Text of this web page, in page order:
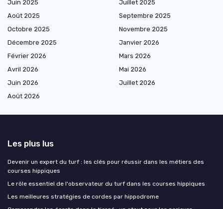
Juin 2025
Juillet 2025
Août 2025
Septembre 2025
Octobre 2025
Novembre 2025
Décembre 2025
Janvier 2026
Février 2026
Mars 2026
Avril 2026
Mai 2026
Juin 2026
Juillet 2026
Août 2026
Les plus lus
Devenir un expert du turf : les clés pour réussir dans les métiers des
courses hippiques
Le rôle essentiel de l'observateur du turf dans les courses hippiques
Les meilleures stratégies de cordes par hippodrome